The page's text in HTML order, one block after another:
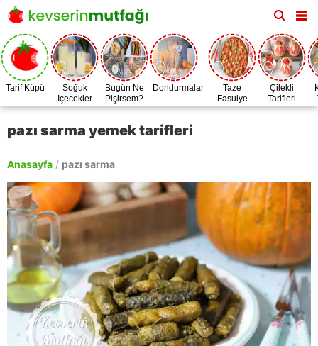
Tarif Küpü
Soğuk
İçecekler
Bugün Ne
Pişirsem?
Dondurmalar
Taze
Fasulye
Zamanı
Çilekli
Tarifleri
pazı sarma yemek tarifleri
Anasayfa / pazı sarma